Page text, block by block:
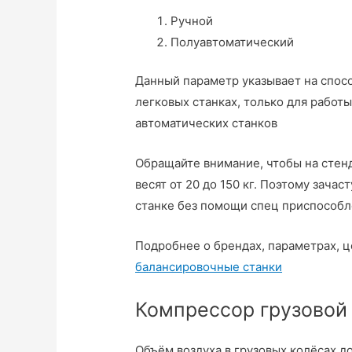
Ручной
Полуавтоматический
Данный параметр указывает на
легковых станках, только для
автоматических станков
Обращайте внимание, чтобы на
весят от 20 до 150 кг. Поэтому
станке без помощи спец
Подробнее о брендах, параметрах,
балансировочные станки
Компрессор грузовой